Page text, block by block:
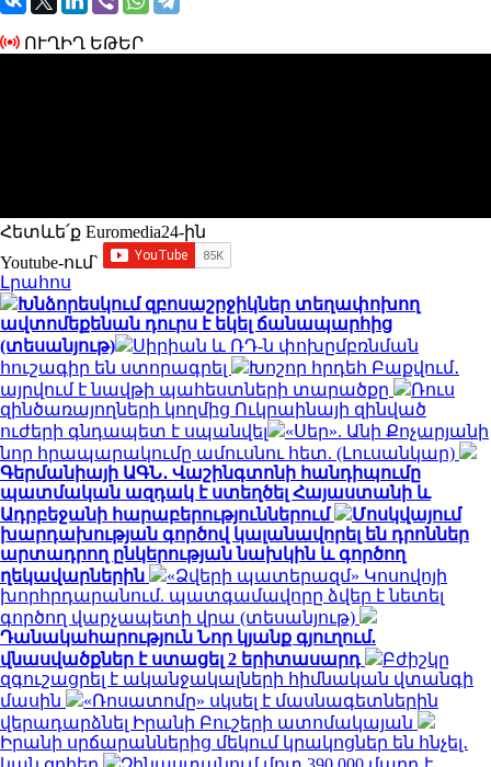
ՈՒՂԻՂ ԵԹԵՐ
Հետևե՛ք Euromedia24-ին
Youtube-ում`
Լրահոս
Խնձորեսկում զբոսաշրջիկներ տեղափոխող
ավտոմեքենան դուրս է եկել ճանապարհից
(տեսանյութ)
Սիրիան և ՌԴ-ն փոխըմբռնման
հուշագիր են ստորագրել
Խոշոր հրդեհ Բաքվում․
այրվում է նավթի պահեստների տարածքը
Ռուս
զինծառայողների կողմից Ուկրաինայի զինված
ուժերի գնդապետ է սպանվել
«Սեր». Անի Քոչարյանի
նոր հրապարակումը ամուսնու հետ. (Լուսանկար)
Գերմանիայի ԱԳՆ․ Վաշինգտոնի հանդիպումը
պատմական ազդակ է ստեղծել Հայաստանի և
Ադրբեջանի հարաբերություններում
Մոսկվայում
խարդախության գործով կալանավորել են դրոններ
արտադրող ընկերության նախկին և գործող
ղեկավարներին
«Ձվերի պատերազմ» Կոսովոյի
խորհրդարանում. պատգամավորը ձվեր է նետել
գործող վարչապետի վրա (տեսանյութ)
Դանակահարություն Նոր կյանք գյուղում.
վնասվածքներ է ստացել 2 երիտասարդ
Բժիշկը
զգուշացրել է ականջակալների հիմնական վտանգի
մասին
«Ռոսատոմը» սկսել է մասնագետներին
վերադարձնել Իրանի Բուշերի ատոմակայան
Իրանի սրճարաններից մեկում կրակոցներ են հնչել․